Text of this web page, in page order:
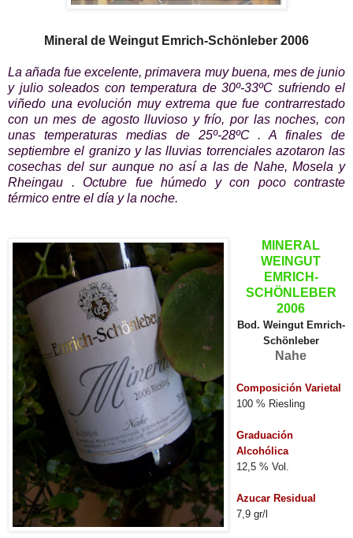
Mineral de Weingut Emrich-Schönleber 2006
La añada fue excelente, primavera muy buena, mes de junio
y julio soleados con temperatura de 30º-33ºC sufriendo el
viñedo una evolución muy extrema que fue contrarrestado
con un mes de agosto lluvioso y frío, por las noches, con
unas temperaturas medias de 25º-28ºC . A finales de
septiembre el granizo y las lluvias torrenciales azotaron las
cosechas del sur aunque no así a las de Nahe, Mosela y
Rheingau . Octubre fue húmedo y con poco contraste
térmico entre el día y la noche.
MINERAL
WEINGUT
EMRICH-
SCHÖNLEBER
2006
Bod. Weingut Emrich-
Schönleber
Nahe
Composición Varietal
100 % Riesling
Graduación
Alcohólica
12,5 % Vol.
Azucar Residual
7,9 gr/l